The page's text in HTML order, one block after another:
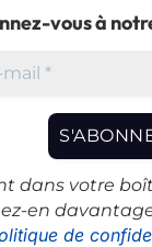
vous à
dans votre
en
de